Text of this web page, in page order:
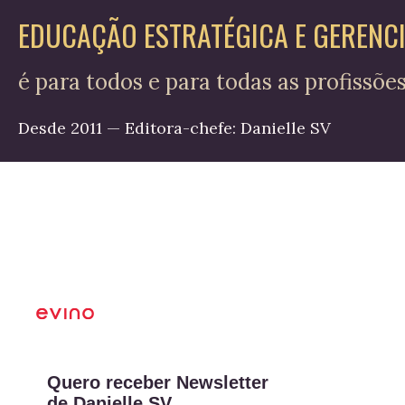
EDUCAÇÃO ESTRATÉGICA E
é para todos e para todas as profissões
Desde 2011 — Editora-chefe: Danielle SV
Quero receber Newsletter